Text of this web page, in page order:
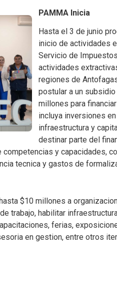
PAMMA Inicia
Hasta el 3 de junio
inicio de actividades
Servicio de
actividades
regiones de
postular a un
millones para
incluya inversiones
infraestructura y
destinar parte del
y capacidades,
tecnica y gastos de
$10 millones a
trabajo, habilitar
ferias,
en gestion, entre otros